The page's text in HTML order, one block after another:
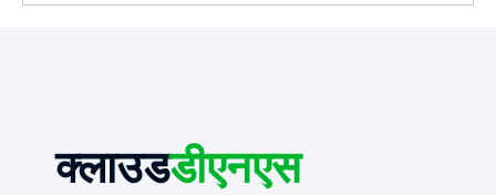
क्लाउडडीएनएस